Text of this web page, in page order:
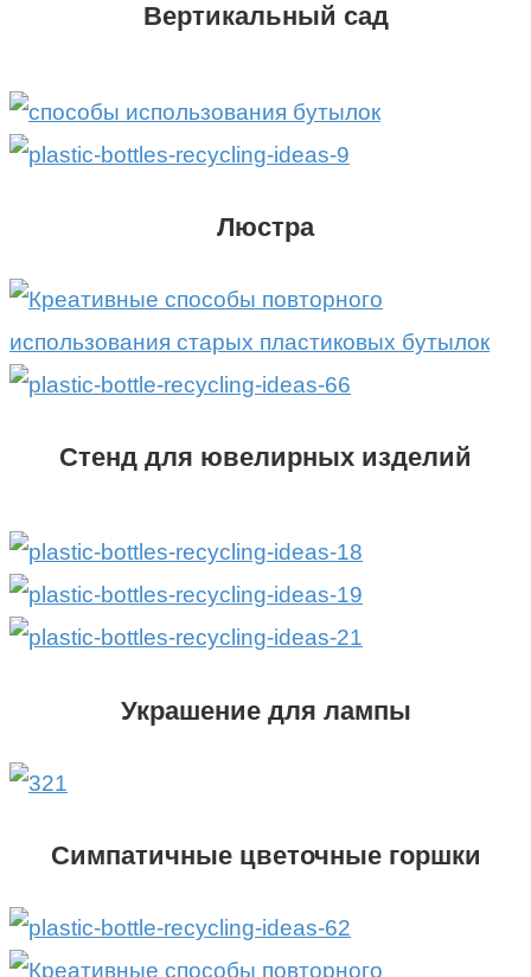
Вертикальный сад
Люстра
Стенд для ювелирных изделий
Украшение для лампы
Симпатичные цветочные горшки